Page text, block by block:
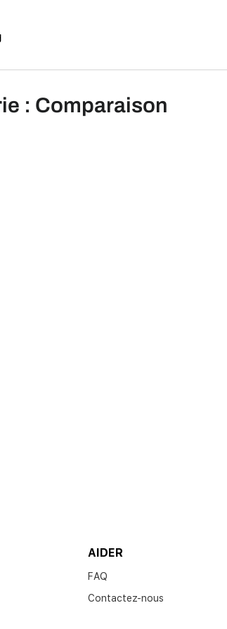
: Comparaison
AIDER
FAQ
Contactez-nous